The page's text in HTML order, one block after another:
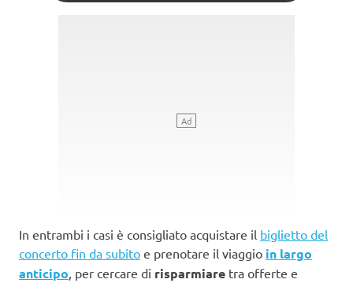
In entrambi i casi è consigliato acquistare il biglietto del
concerto fin da subito e prenotare il viaggio in largo
anticipo, per cercare di risparmiare tra offerte e